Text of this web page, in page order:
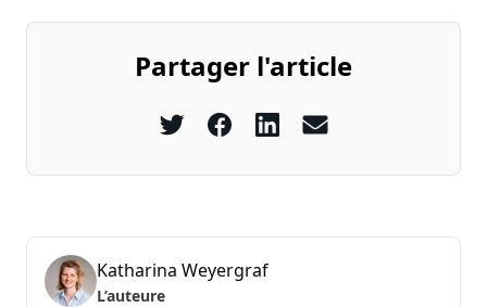
Katharina Weyergraf
L’auteure
Partager l'article